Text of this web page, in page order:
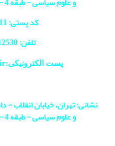
کد پستی: 1417614411
تلفن: 61112530-
پست الکترونیکی:lawmag
نشانی: تهران، خیابان انقلاب
و علوم سیاسی - طبقه 4 - دفتر مجله - اتاق 413